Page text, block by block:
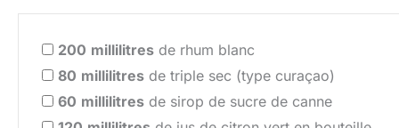
200 millilitres de rhum blanc
80 millilitres de triple sec (type curaçao)
60 millilitres de sirop de sucre de canne